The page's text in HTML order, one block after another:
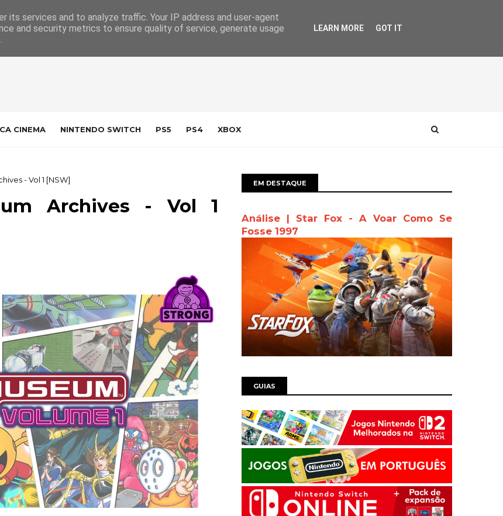
Contacto
CINEMA NINTENDO SWITCH PS5 PS4 XBOX
- Vol 1 [NSW]
Archives - Vol 1
EM DESTAQUE
Análise | Star Fox - A Voar Como Se
Fosse 1997
GUIAS
its services and to analyze traffic. Your IP address and user-agent
and security metrics to ensure quality of service, generate usage
LEARN MORE GOT IT